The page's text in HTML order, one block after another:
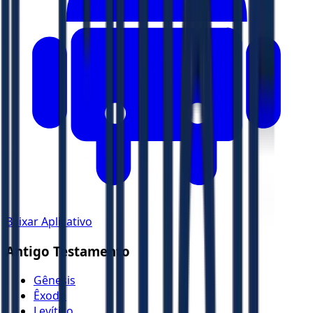
Baixar Aplicativo
Antigo Testamento
Gênesis
Êxodo